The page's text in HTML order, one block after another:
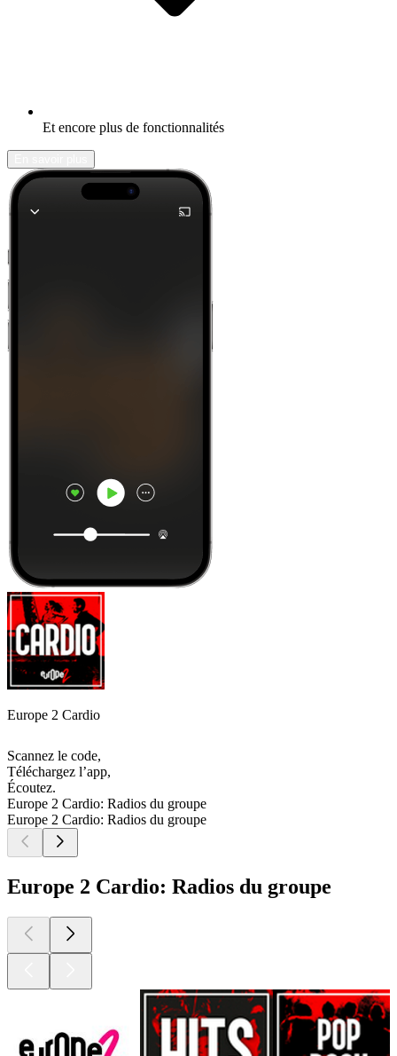
Et encore plus de fonctionnalités
Europe 2 Cardio
Scannez le code,
Téléchargez l’app,
Écoutez.
Europe 2 Cardio: Radios du groupe
Europe 2 Cardio: Radios du groupe
Europe 2 Cardio: Radios du groupe